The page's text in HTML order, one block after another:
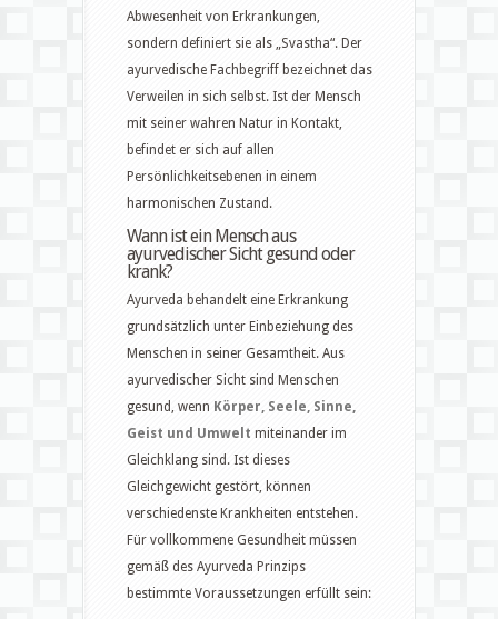
Abwesenheit von Erkrankungen,
sondern definiert sie als „Svastha“. Der
ayurvedische Fachbegriff bezeichnet das
Verweilen in sich selbst. Ist der Mensch
mit seiner wahren Natur in Kontakt,
befindet er sich auf allen
Persönlichkeitsebenen in einem
harmonischen Zustand.
Wann ist ein Mensch aus
ayurvedischer Sicht gesund oder
krank?
Ayurveda behandelt eine Erkrankung
grundsätzlich unter Einbeziehung des
Menschen in seiner Gesamtheit. Aus
ayurvedischer Sicht sind Menschen
gesund, wenn Körper, Seele, Sinne,
Geist und Umwelt miteinander im
Gleichklang sind. Ist dieses
Gleichgewicht gestört, können
verschiedenste Krankheiten entstehen.
Für vollkommene Gesundheit müssen
gemäß des Ayurveda Prinzips
bestimmte Voraussetzungen erfüllt sein: